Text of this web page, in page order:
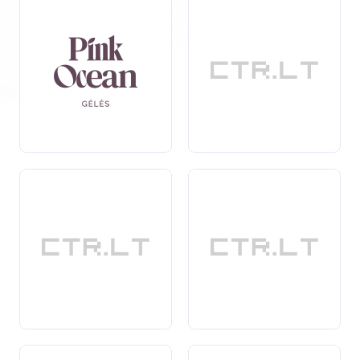
Kiekviena įmonė užtikrina šviežumą ir aukštą kokybę,
todėl galite būti tikri, kad jūsų užsakytos gėlės bus
pristatytos laiku ir nepriekaištingos būklės.
pristatymo laikus, kad paslauga būtų dar labiau
tik praktiška, bet ir emocinga dovana, kuri gali suteikti
daug
ir nustebinti jūsų mylimus žmones.